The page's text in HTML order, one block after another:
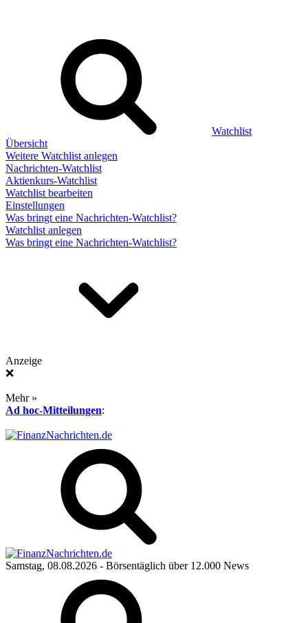
Watchlist
Übersicht
Weitere Watchlist anlegen
Nachrichten-Watchlist
Aktienkurs-Watchlist
Watchlist bearbeiten
Einstellungen
Was bringt eine Nachrichten-Watchlist?
Watchlist anlegen
Was bringt eine Nachrichten-Watchlist?
Anzeige
❌
Mehr »
Ad hoc-Mitteilungen:
Samstag, 08.08.2026 - Börsentäglich über 12.000 News